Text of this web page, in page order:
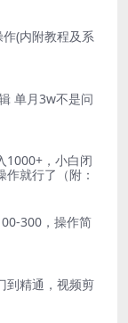
(内附教程及系
单月3w不是问
1000+，小白闭
就行了（附：
300，操作简
到精通，视频剪